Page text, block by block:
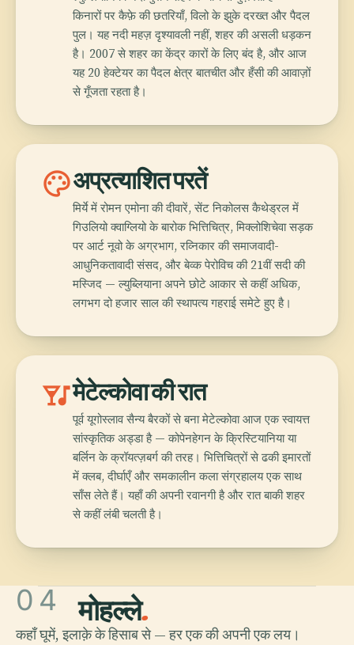
किनारों पर कैफ़े की छतरियाँ, विलो के झुके दरख्त और पैदल
पुल। यह नदी महज़ दृश्यावली नहीं, शहर की असली धड़कन
है। 2007 से शहर का केंद्र कारों के लिए बंद है, और आज
यह 20 हेक्टेयर का पैदल क्षेत्र बातचीत और हँसी की आवाज़ों
से गूँजता रहता है।
paletteअप्रत्याशित परतें
मिर्ये में रोमन एमोना की दीवारें, सेंट निकोलस कैथेड्रल में
गिउलियो क्वाग्लियो के बारोक भित्तिचित्र, मिक्लोशिचेवा सड़क
पर आर्ट नूवो के अग्रभाग, रव्निकार की समाजवादी-
आधुनिकतावादी संसद, और बेव्क पेरोविच की 21वीं सदी की
मस्जिद — ल्युब्लियाना अपने छोटे आकार से कहीं अधिक,
लगभग दो हजार साल की स्थापत्य गहराई समेटे हुए है।
nightlifeमेटेल्कोवा की रात
पूर्व यूगोस्लाव सैन्य बैरकों से बना मेटेल्कोवा आज एक स्वायत्त
सांस्कृतिक अड्डा है — कोपेनहेगन के क्रिस्टियानिया या
बर्लिन के क्रॉयत्ज़बर्ग की तरह। भित्तिचित्रों से ढकी इमारतों
में क्लब, दीर्घाएँ और समकालीन कला संग्रहालय एक साथ
साँस लेते हैं। यहाँ की अपनी रवानगी है और रात बाकी शहर
से कहीं लंबी चलती है।
04 मोहल्ले.
कहाँ घूमें, इलाक़े के हिसाब से — हर एक की अपनी एक लय।